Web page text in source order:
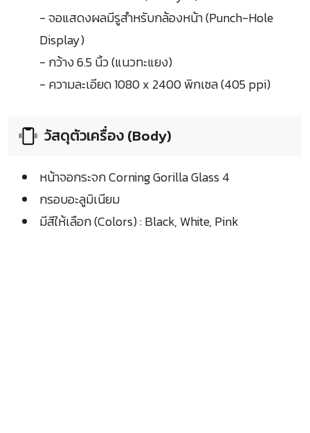
- จอแสดงผลมีรูสำหรับกล้องหน้า (Punch-Hole
Display)
- กว้าง 6.5 นิ้ว (แนวทะแยง)
- ความละเอียด 1080 x 2400 พิกเซล (405 ppi)
วัสดุตัวเครื่อง (Body)
หน้าจอกระจก Corning Gorilla Glass 4
กรอบอะลูมิเนียม
มีสีให้เลือก (Colors) : Black, White, Pink